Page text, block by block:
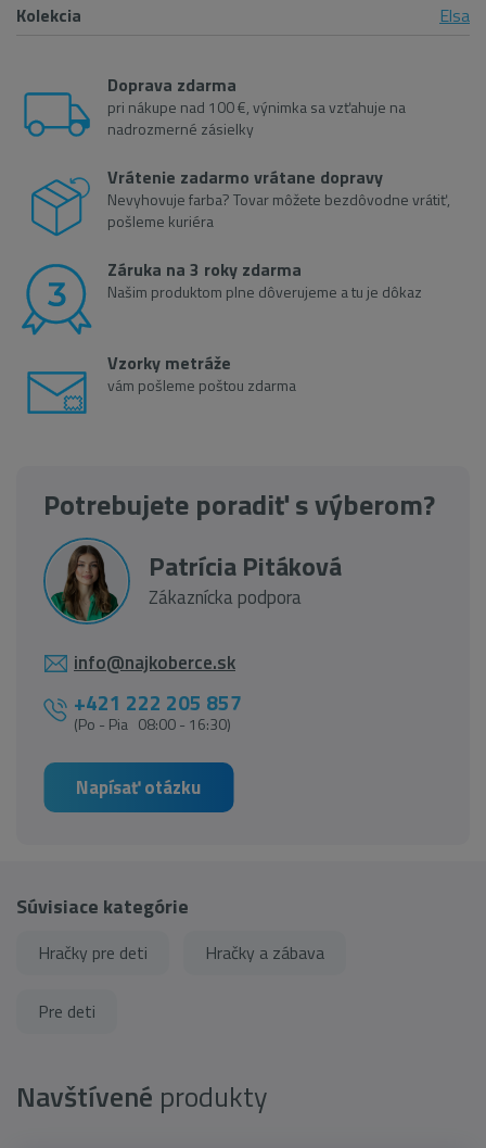
Kolekcia
Elsa
Doprava zdarma
pri nákupe nad 100 €, výnimka sa vzťahuje na
nadrozmerné zásielky
Vrátenie zadarmo vrátane dopravy
Nevyhovuje farba? Tovar môžete bezdôvodne vrátiť,
pošleme kuriéra
Záruka na 3 roky zdarma
Našim produktom plne dôverujeme a tu je dôkaz
Vzorky metráže
vám pošleme poštou zdarma
Potrebujete poradiť s výberom?
Patrícia Pitáková
Zákaznícka podpora
info@najkoberce.sk
+421 222 205 857
(Po - Pia 08:00 - 16:30)
Napísať otázku
Súvisiace kategórie
Hračky pre deti Hračky a zábava
Pre deti
Navštívené produkty